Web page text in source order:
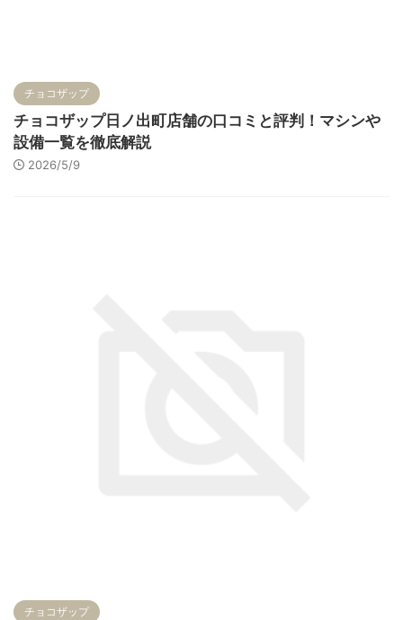
チョコザップ
チョコザップ日ノ出町店舗の口コミと評判！マシンや
設備一覧を徹底解説
2026/5/9
チョコザップ